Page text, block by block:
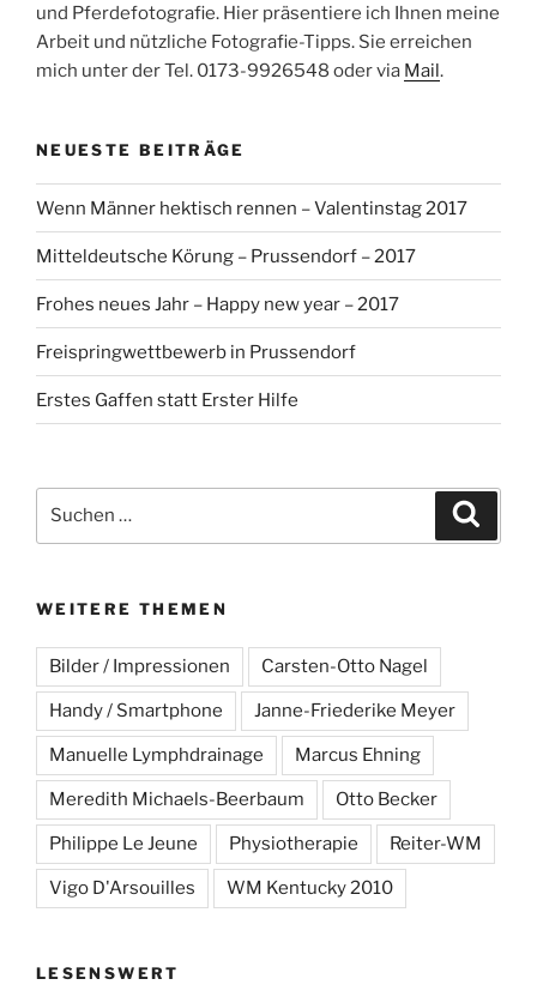
und Pferdefotografie. Hier präsentiere ich Ihnen meine
Arbeit und nützliche Fotografie-Tipps. Sie erreichen
mich unter der Tel. 0173-9926548 oder via Mail.
NEUESTE BEITRÄGE
Wenn Männer hektisch rennen – Valentinstag 2017
Mitteldeutsche Körung – Prussendorf – 2017
Frohes neues Jahr – Happy new year – 2017
Freispringwettbewerb in Prussendorf
Erstes Gaffen statt Erster Hilfe
nach:
WEITERE THEMEN
Bilder / Impressionen Carsten-Otto Nagel
Handy / Smartphone Janne-Friederike Meyer
Manuelle Lymphdrainage Marcus Ehning
Meredith Michaels-Beerbaum Otto Becker
Philippe Le Jeune Physiotherapie Reiter-WM
Vigo D'Arsouilles WM Kentucky 2010
LESENSWERT